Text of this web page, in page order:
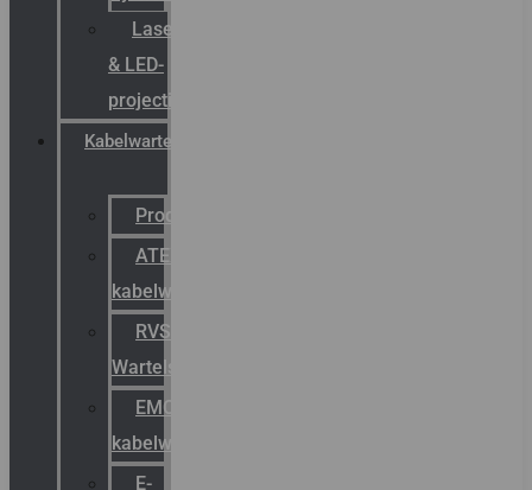
Laserbelijning
& LED-
projectie
Kabelwartels
Productcatalogus
ATEX
kabelwartels
RVS
Wartels
EMC
kabelwartels
E-